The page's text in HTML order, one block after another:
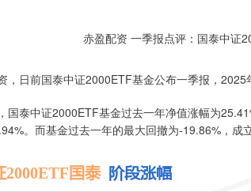
，日前国泰中证2000ETF基金公布一季报，2025
国泰中证2000ETF基金过去一年净值涨幅为
。而基金过去一年的最大回撤为-19.86%，成